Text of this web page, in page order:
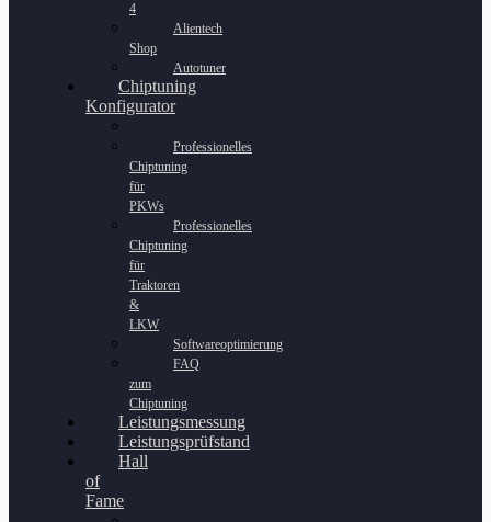
4
Alientech
Shop
Autotuner
Chiptuning
Konfigurator
Professionelles
Chiptuning
für
PKWs
Professionelles
Chiptuning
für
Traktoren
&
LKW
Softwareoptimierung
FAQ
zum
Chiptuning
Leistungsmessung
Leistungsprüfstand
Hall
of
Fame